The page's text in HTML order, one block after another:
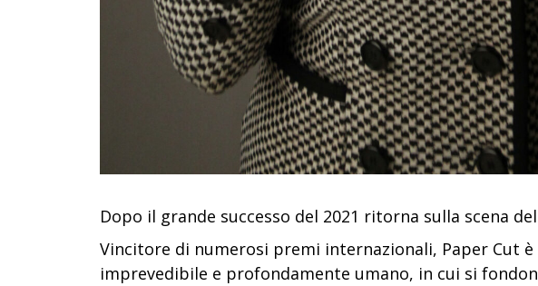
Dopo il grande successo del 2021 ritorna sulla scena
Vincitore di numerosi premi internazionali, Paper Cut
imprevedibile e profondamente umano, in cui si